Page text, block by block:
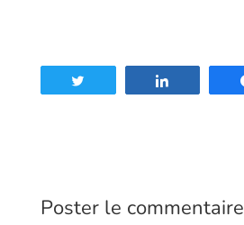
Poster le commentaire